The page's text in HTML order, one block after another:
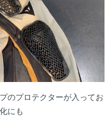
のプロテクターが入ってお
にも